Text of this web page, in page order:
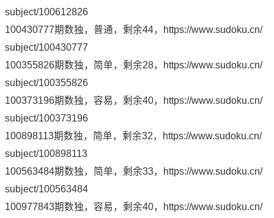
subject/100612826
100430777期数独，普通，剩余44，
https://www.sudoku.cn/
subject/100430777
100355826期数独，简单，剩余28，
https://www.sudoku.cn/
subject/100355826
100373196期数独，容易，剩余40，
https://www.sudoku.cn/
subject/100373196
100898113期数独，简单，剩余32，
https://www.sudoku.cn/
subject/100898113
100563484期数独，简单，剩余33，
https://www.sudoku.cn/
subject/100563484
100977843期数独，容易，剩余40，
https://www.sudoku.cn/